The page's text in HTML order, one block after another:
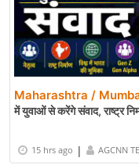
Maharashtra /
में युवाओं से करेंगे संवाद, राष्ट्र
15 hrs ago | AGCNN